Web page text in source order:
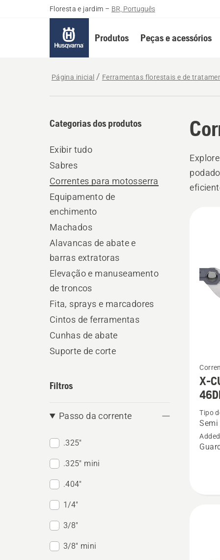
Floresta e jardim – BR, Português
Produtos Peças e acessórios
Página inicial Ferramentas florestais e de
Categorias dos produtos
Exibir tudo
Sabres
Correntes para motosserra
Equipamento de
enchimento
Machados
Alavancas de abate e
barras extratoras
Elevação e manuseamento
de troncos
Fita, sprays e marcadores
Cintos de ferramentas
Cunhas de abate
Suporte de corte
Filtros
Passo da corrente
.325"
.325" mini
.404"
1/4"
3/8"
3/8" mini
more
details
about
CUT
SP21G
X-
Tipo